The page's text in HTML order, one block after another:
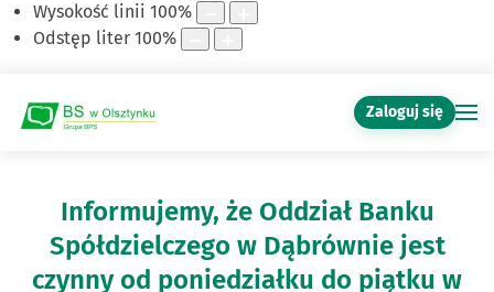
Wysokość linii 100%
Odstęp liter 100%
Zaloguj się
Witaj w naszym Banku
Informujemy, że Oddział Banku
Spółdzielczego w Dąbrównie jest
czynny od poniedziałku do piątku w